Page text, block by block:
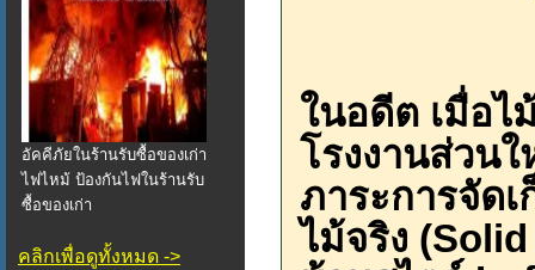
อัคคีภัยในร้านรับซื้อของเก่า
ไฟไหม้ ป้องกันไฟในร้านรับ
ซื้อของเก่า
คลิกเพื่อดูทั้งหมด ->
ในอดีต เมื่อไ
โรงงานส่วน
ภาระการจัด
ไม้จริง